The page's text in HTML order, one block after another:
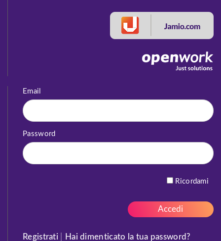
Email
Password
Ricordami
Registrati Hai dimenticato la tua password?